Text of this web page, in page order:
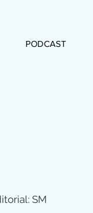
PODCAST
SM